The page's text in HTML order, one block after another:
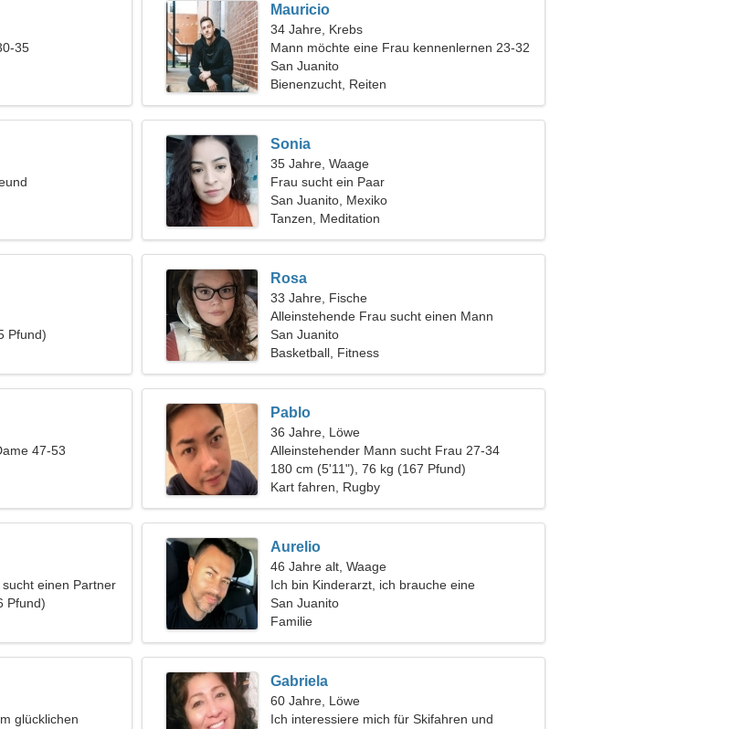
35
Mauricio
34 Jahre, Krebs
Mann möchte eine Frau kennenlernen 23-32
San Juanito
Bienenzucht, Reiten
Sonia
35 Jahre, Waage
Frau sucht ein Paar
San Juanito, Mexiko
Tanzen, Meditation
Pfund)
Rosa
33 Jahre, Fische
Alleinstehende Frau sucht einen Mann
San Juanito
Basketball, Fitness
47-53
Pablo
36 Jahre, Löwe
Alleinstehender Mann sucht Frau 27-34
180 cm (5'11"), 76 kg (167 Pfund)
Kart fahren, Rugby
einen Partner
Pfund)
Aurelio
46 Jahre alt, Waage
Ich bin Kinderarzt, ich brauche eine
energische Frau
San Juanito
Familie
glücklichen
Gabriela
60 Jahre, Löwe
Ich interessiere mich für Skifahren und